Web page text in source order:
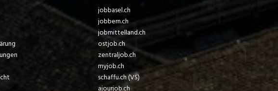
jobbasel.ch
jobbern.ch
jobmittelland.ch
ostjob.ch
zentraljob.ch
myjob.ch
schaffu.ch (VS)
ajourjob.ch